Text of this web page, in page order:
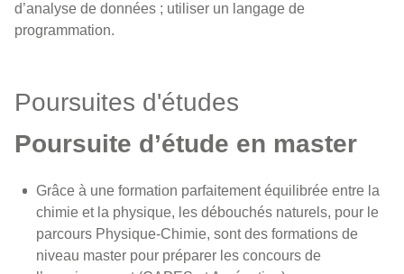
d’analyse de données ; utiliser un langage de
programmation.
Poursuites d'études
Poursuite d’étude en master
Grâce à une formation parfaitement équilibrée entre la
chimie et la physique, les débouchés naturels, pour le
parcours Physique-Chimie, sont des formations de
niveau master pour préparer les concours de